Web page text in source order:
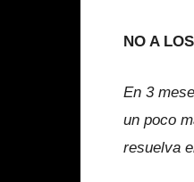
NO A
En 3
un poco
resuelva